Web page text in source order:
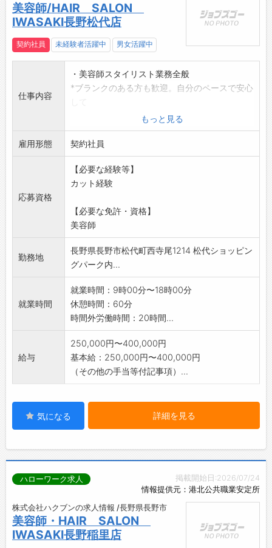
美容師/HAIR SALON
IWASAKI長野松代店
契約社員 未経験者活躍中 男女活躍中
仕事内容
・美容師スタイリスト業務全般
*ブランクのある方も歓迎。自分のペースで安心
スタイリストになれます。
*就業時間は前後することがあります。
※他店にヘルプの場合も有
変更範囲:変更なし
もっと見る
雇用形態 契約社員
応募資格
【必要な経験等】
カット経験
【必要な免許・資格】
美容師
勤務地
長野県長野市松代町西寺尾1214 松代ショッピン
グパーク内...
就業時間
就業時間：9時00分〜18時00分
休憩時間：60分
時間外労働時間：20時間...
給与
250,000円〜400,000円
基本給：250,000円〜400,000円
（その他の手当等付記事項）...
気になる 詳細を見る
掲載開始日:2026/07/24
情報提供元：港北公共職業安定所
ハローワーク求人
株式会社ハクブンの求人情報 /長野県長野市
美容師・HAIR SALON
IWASAKI長野稲里店